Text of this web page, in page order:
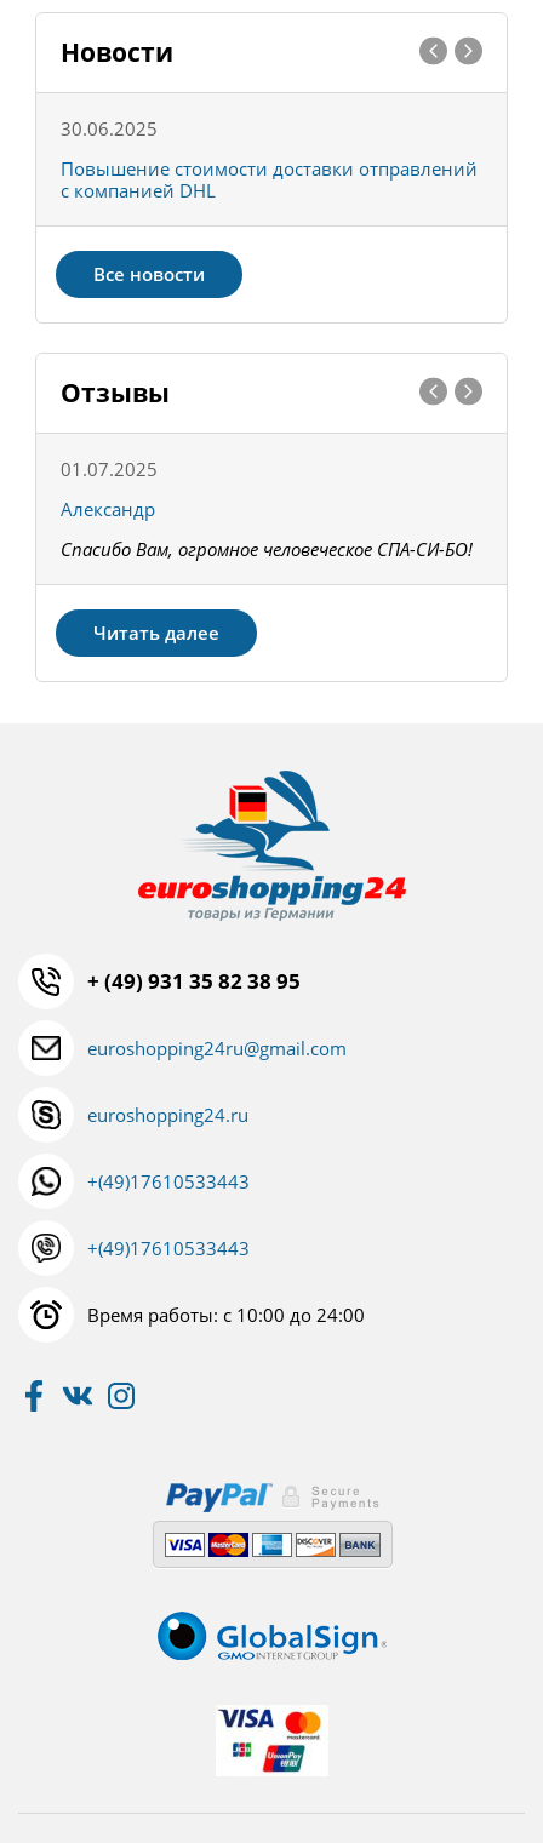
Новости
30.06.2025
Повышение стоимости доставки отправлений
с компанией DHL
Все новости
Отзывы
01.07.2025
Александр
Спасибо Вам, огромное человеческое СПА-СИ-БО!
Читать далее
+ (49) 931 35 82 38 95
euroshopping24ru@gmail.com
euroshopping24.ru
+(49)17610533443
+(49)17610533443
Время работы: с 10:00 до 24:00